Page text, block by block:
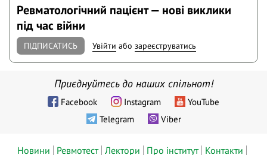
Ревматологічний пацієнт — нові виклики
під час війни
ПІДПИСАТИСЬ Увійти абозареєструватись
Приєднуйтесь до наших спільнот!
Facebook Instagram
YouTube
Telegram
Viber
Новини Ревмотест Лектори Про інститут Контакти